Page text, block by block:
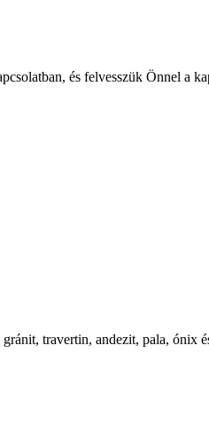
és felvesszük Önnel a
travertin, andezit, pala,